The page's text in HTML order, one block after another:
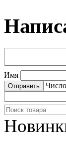
Имя
Число